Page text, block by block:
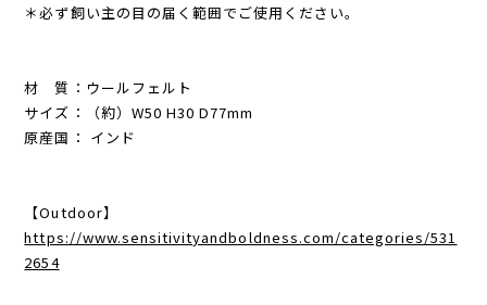
＊必ず飼い主の目の届く範囲でご使用ください。
材 質：ウールフェルト
サイズ：（約）W50 H30 D77mm
原産国： インド
【Outdoor】
https://www.sensitivityandboldness.com/categories/531
2654